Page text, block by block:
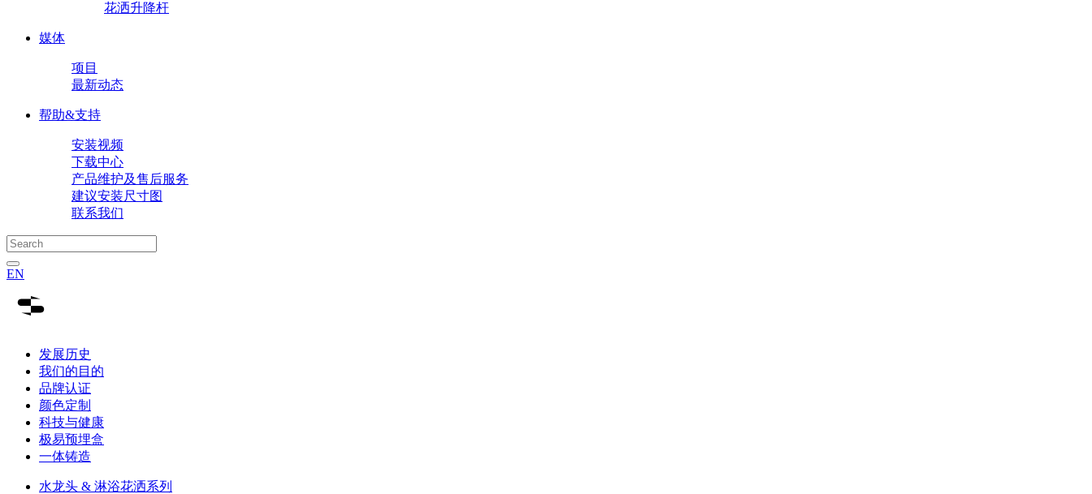
花洒升降杆
媒体
项目
最新动态
帮助&支持
安装视频
下载中心
产品维护及售后服务
建议安装尺寸图
联系我们
EN
发展历史
我们的目的
品牌认证
颜色定制
科技与健康
极易预埋盒
一体铸造
水龙头 & 淋浴花洒系列